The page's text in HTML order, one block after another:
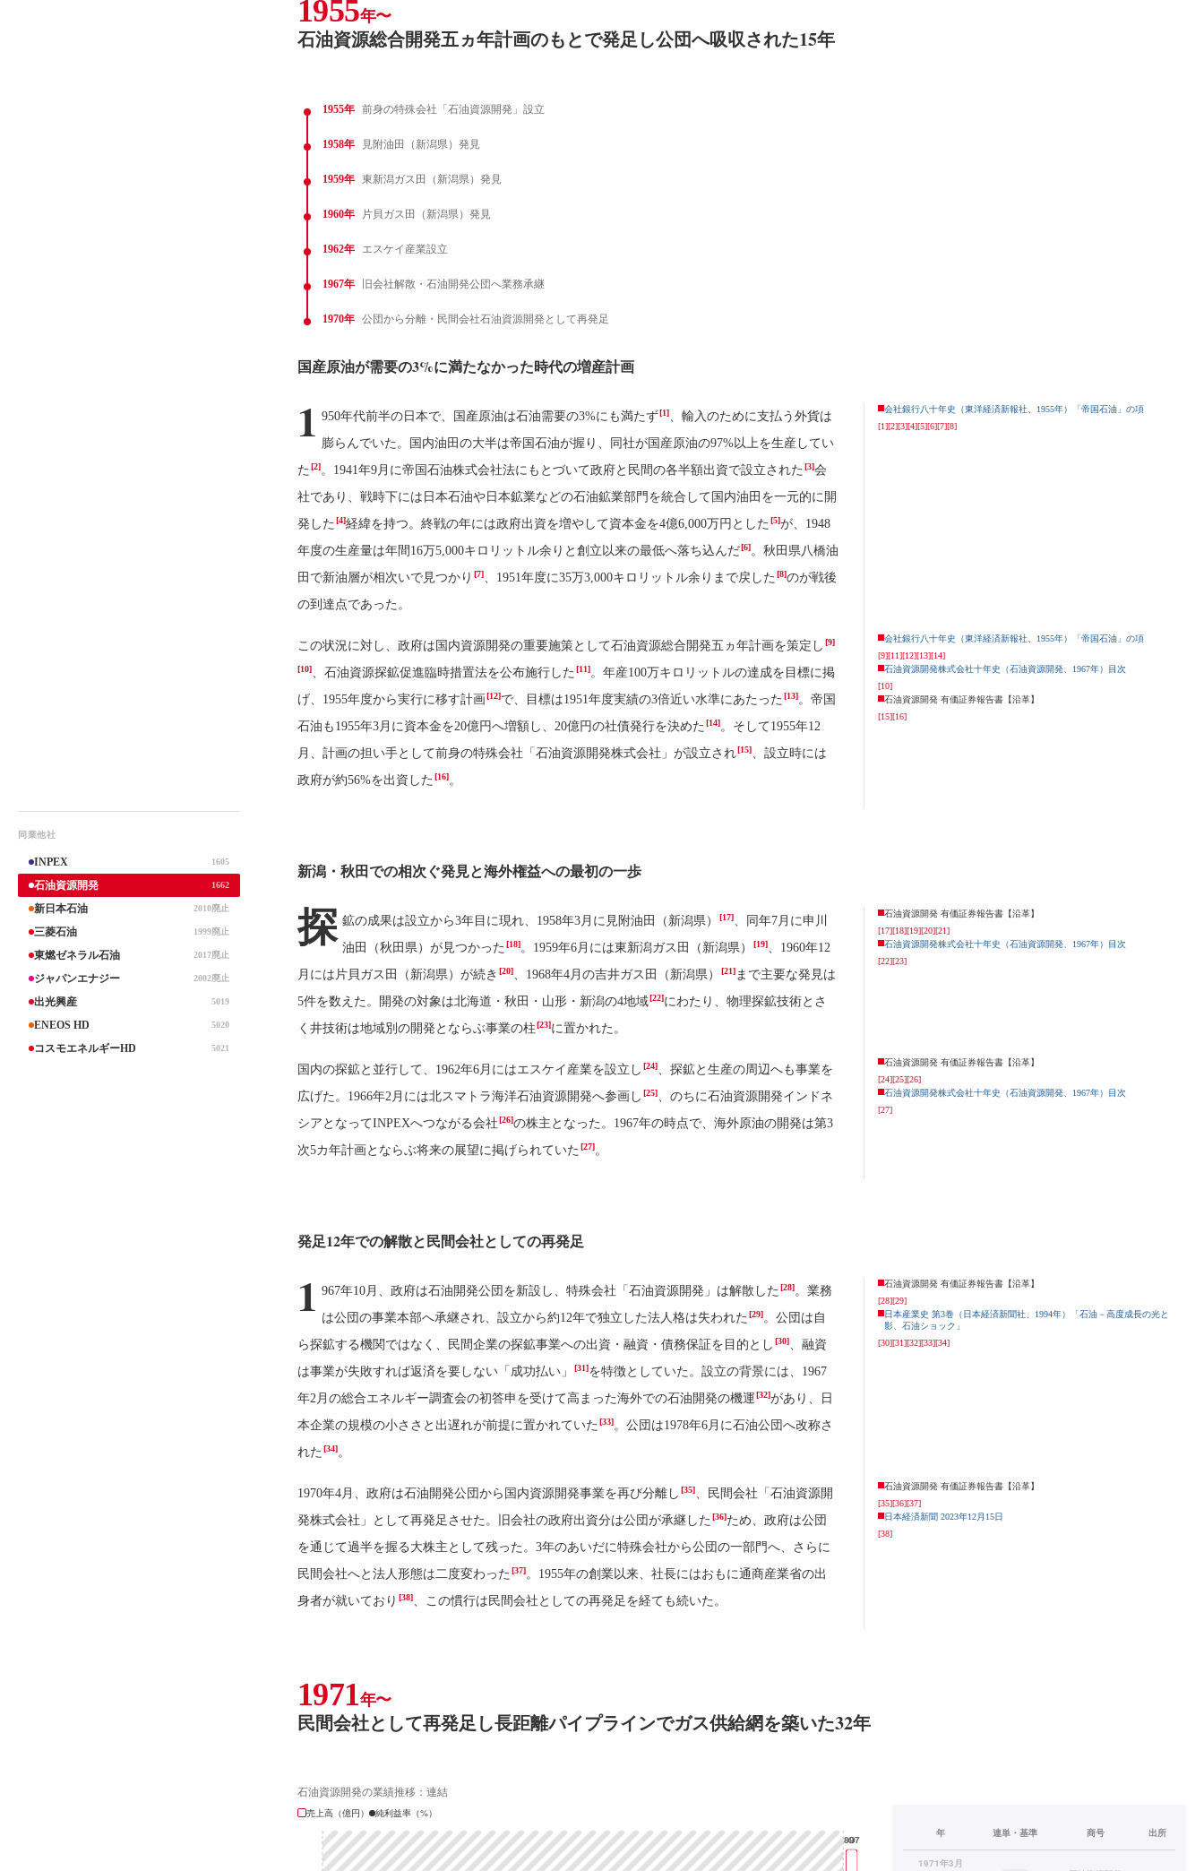
同業他社
INPEX 1605
石油資源開発 1662
新日本石油 2010廃止
三菱石油 1999廃止
東燃ゼネラル石油 2017廃止
ジャパンエナジー 2002廃止
出光興産 5019
ENEOS HD 5020
コスモエネルギーHD 5021
1955年〜
石油資源総合開発五ヵ年計画のもとで発足し公団へ吸収された15年
1955年 前身の特殊会社「石油資源開発」設立
1958年 見附油田（新潟県）発見
1959年 東新潟ガス田（新潟県）発見
1960年 片貝ガス田（新潟県）発見
1962年 エスケイ産業設立
1967年 旧会社解散・石油開発公団へ業務承継
1970年 公団から分離・民間会社石油資源開発として再発足
国産原油が需要の3%に満たなかった時代の増産計画
1 950年代前半の日本で、国産原油は石油需要の3%にも満たず[1]、輸入のために支払う外貨は
膨らんでいた。国内油田の大半は帝国石油が握り、同社が国産原油の97%以上を生産してい
た [2]。1941年9月に帝国石油株式会社法にもとづいて政府と民間の各半額出資で設立された [3]会
社であり、戦時下には日本石油や日本鉱業などの石油鉱業部門を統合して国内油田を一元的に開
発した [4]経緯を持つ。終戦の年には政府出資を増やして資本金を4億6,000万円とした [5]が、1948
年度の生産量は年間16万5,000キロリットル余りと創立以来の最低へ落ち込んだ[6]。秋田県八橋油
田で新油層が相次いで見つかり [7]、1951年度に35万3,000キロリットル余りまで戻した [8]のが戦後
の到達点であった。
会社銀行八十年史（東洋経済新報社、1955年）「帝国石油」の項
[1][2][3][4][5][6][7][8]
この状況に対し、政府は国内資源開発の重要施策として石油資源総合開発五ヵ年計画を策定し [9]
[10]、石油資源探鉱促進臨時措置法を公布施行した [11]。年産100万キロリットルの達成を目標に掲
げ、1955年度から実行に移す計画[12]で、目標は1951年度実績の3倍近い水準にあたった [13]。帝国
石油も1955年3月に資本金を20億円へ増額し、20億円の社債発行を決めた [14]。そして1955年12
月、計画の担い手として前身の特殊会社「石油資源開発株式会社」が設立され[15]、設立時には
政府が約56%を出資した [16]。
会社銀行八十年史（東洋経済新報社、1955年）「帝国石油」の項
[9][11][12][13][14]
石油資源開発株式会社十年史（石油資源開発、1967年）目次
[10]
石油資源開発 有価証券報告書【沿革】
[15][16]
新潟・秋田での相次ぐ発見と海外権益への最初の一歩
探 鉱の成果は設立から3年目に現れ、1958年3月に見附油田（新潟県） [17]、同年7月に申川
油田（秋田県）が見つかった [18]。1959年6月には東新潟ガス田（新潟県） [19]、1960年12
月には片貝ガス田（新潟県）が続き [20]、1968年4月の吉井ガス田（新潟県） [21]まで主要な発見は
5件を数えた。開発の対象は北海道・秋田・山形・新潟の4地域[22]にわたり、物理探鉱技術とさ
く井技術は地域別の開発とならぶ事業の柱[23]に置かれた。
石油資源開発 有価証券報告書【沿革】
[17][18][19][20][21]
石油資源開発株式会社十年史（石油資源開発、1967年）目次
[22][23]
国内の探鉱と並行して、1962年6月にはエスケイ産業を設立し [24]、探鉱と生産の周辺へも事業を
広げた。1966年2月には北スマトラ海洋石油資源開発へ参画し [25]、のちに石油資源開発インドネ
シアとなってINPEXへつながる会社[26]の株主となった。1967年の時点で、海外原油の開発は第3
次5カ年計画とならぶ将来の展望に掲げられていた [27]。
石油資源開発 有価証券報告書【沿革】
[24][25][26]
石油資源開発株式会社十年史（石油資源開発、1967年）目次
[27]
発足12年での解散と民間会社としての再発足
1 967年10月、政府は石油開発公団を新設し、特殊会社「石油資源開発」は解散した [28]。業務
は公団の事業本部へ承継され、設立から約12年で独立した法人格は失われた [29]。公団は自
ら探鉱する機関ではなく、民間企業の探鉱事業への出資・融資・債務保証を目的とし [30]、融資
は事業が失敗すれば返済を要しない「成功払い」
[31]を特徴としていた。設立の背景には、1967
年2月の総合エネルギー調査会の初答申を受けて高まった海外での石油開発の機運[32]があり、日
本企業の規模の小ささと出遅れが前提に置かれていた [33]。公団は1978年6月に石油公団へ改称さ
れた [34]。
石油資源開発 有価証券報告書【沿革】
[28][29]
日本産業史 第3巻（日本経済新聞社、1994年）「石油－高度成長の光と
影、石油ショック」
[30][31][32][33][34]
1970年4月、政府は石油開発公団から国内資源開発事業を再び分離し [35]、民間会社「石油資源開
発株式会社」として再発足させた。旧会社の政府出資分は公団が承継した [36]ため、政府は公団
を通じて過半を握る大株主として残った。3年のあいだに特殊会社から公団の一部門へ、さらに
民間会社へと法人形態は二度変わった [37]。1955年の創業以来、社長にはおもに通商産業省の出
身者が就いており [38]、この慣行は民間会社としての再発足を経ても続いた。
石油資源開発 有価証券報告書【沿革】
[35][36][37]
日本経済新聞 2023年12月15日
[38]
1971年〜
民間会社として再発足し長距離パイプラインでガス供給網を築いた32年
石油資源開発の業績推移：連結
売上高（億円）
純利益率（%）
年
連単・基準 商号 出所
1971年3月